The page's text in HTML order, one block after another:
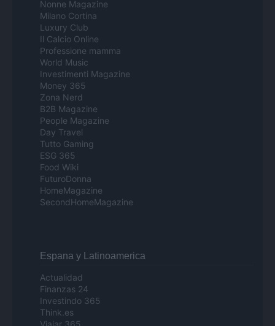
Nonne Magazine
Milano Cortina
Luxury Club
Il Calcio Online
Professione mamma
World Music
Investimenti Magazine
Money 365
Zona Nerd
B2B Magazine
People Magazine
Day Travel
Tutto Gaming
ESG 365
Food Wiki
FuturoDonna
HomeMagazine
SecondHomeMagazine
Espana y Latinoamerica
Actualidad
Finanzas 24
Investindo 365
Think.es
Viajar 365